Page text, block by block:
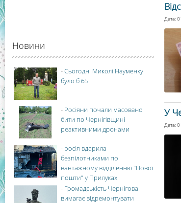
Дата:
У
Дата:
Новини
-Сьогодні Миколі Науменку
було б 65
- Росіяни почали масовано
бити по Чернігівщині
реактивними дронами
- росія вдарила
безпілотниками по
вантажному відділенню "Нової
пошти" у Прилуках
- Громадськість Чернігова
вимагає відремонтувати